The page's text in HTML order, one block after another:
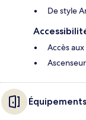
De style
Accès
Ascenseur